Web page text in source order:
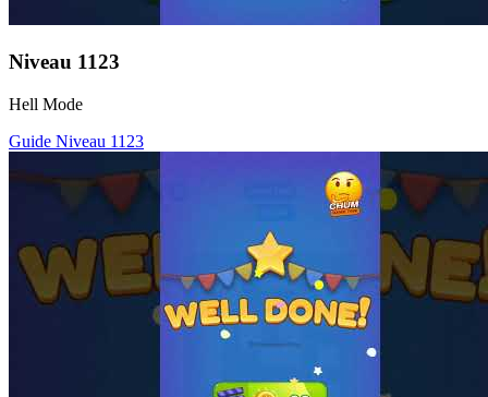
Niveau 1123
Hell Mode
Guide Niveau 1123